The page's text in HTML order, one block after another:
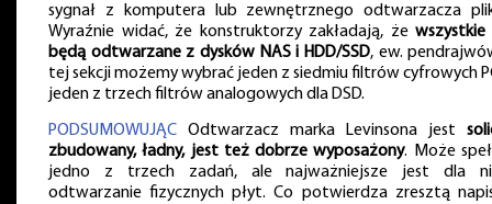
sygnał z komputera lub zewnętrznego odtwarzacza
Wyraźnie widać, że konstruktorzy zakładają, żewszystkie
będą odtwarzane z dysków NAS i HDD/SSD, ew.
tej sekcji możemy wybrać jeden z siedmiu filtrów cyfrowych
jeden z trzech filtrów analogowych dla DSD.
PODSUMOWUJĄC Odtwarzacz marka Levinsona jest
zbudowany, ładny, jest też dobrze wyposażony. Może
jedno z trzech zadań, ale najważniejsze jest dla
odtwarzanie fizycznych płyt. Co potwierdza zresztą